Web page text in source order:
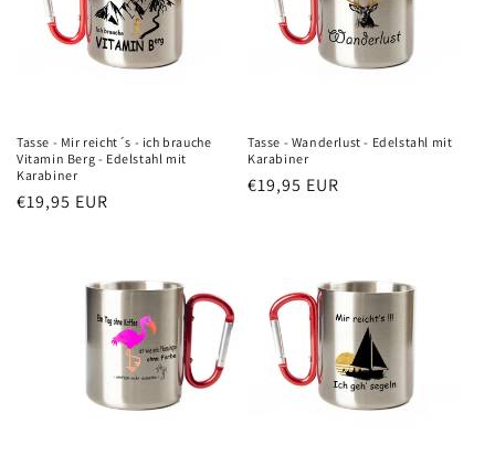
Tasse - Mir reicht´s - ich brauche
Vitamin Berg - Edelstahl mit
Karabiner
Normaler
€19,95 EUR
Tasse - Wanderlust - Edelstahl mit
Karabiner
Normaler
€19,95 EUR